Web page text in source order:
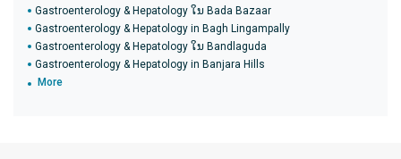
Gastroenterology & Hepatology ໃນ Bada Bazaar
Gastroenterology & Hepatology in Bagh Lingampally
Gastroenterology & Hepatology ໃນ Bandlaguda
Gastroenterology & Hepatology in Banjara Hills
More